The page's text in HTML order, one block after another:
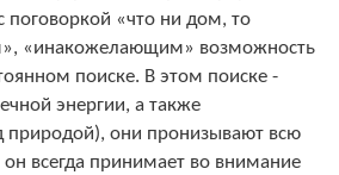
поговоркой «что ни дом, то
«инакожелающим» возможность
поиске. В этом поиске -
энергии, а также
природой), они пронизывают всю
всегда принимает во внимание